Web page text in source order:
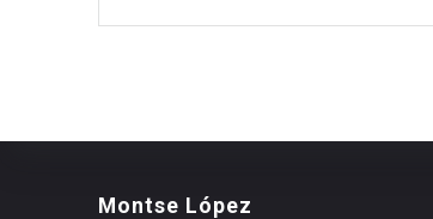
Montse López